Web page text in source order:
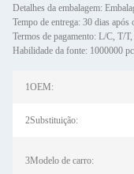
Detalhes da embalagem:
Tempo de entrega: 30 dias após
Termos de pagamento: L/C, T/
Habilidade da fonte: 1000000
1OEM:
2Substituição:
3Modelo de carro: